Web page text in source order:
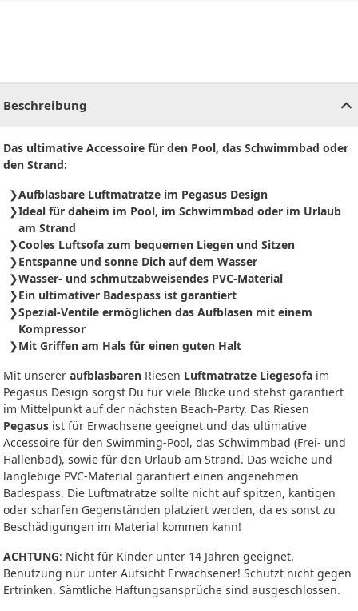
Beschreibung
Das ultimative Accessoire für den Pool, das Schwimmbad oder
den Strand:
Aufblasbare Luftmatratze im Pegasus Design
Ideal für daheim im Pool, im Schwimmbad oder im Urlaub
am Strand
Cooles Luftsofa zum bequemen Liegen und Sitzen
Entspanne und sonne Dich auf dem Wasser
Wasser- und schmutzabweisendes PVC-Material
Ein ultimativer Badespass ist garantiert
Spezial-Ventile ermöglichen das Aufblasen mit einem
Kompressor
Mit Griffen am Hals für einen guten Halt
Mit unserer aufblasbaren Riesen Luftmatratze Liegesofa im
Pegasus Design sorgst Du für viele Blicke und stehst garantiert
im Mittelpunkt auf der nächsten Beach-Party. Das Riesen
Pegasus ist für Erwachsene geeignet und das ultimative
Accessoire für den Swimming-Pool, das Schwimmbad (Frei- und
Hallenbad), sowie für den Urlaub am Strand. Das weiche und
langlebige PVC-Material garantiert einen angenehmen
Badespass. Die Luftmatratze sollte nicht auf spitzen, kantigen
oder scharfen Gegenständen platziert werden, da es sonst zu
Beschädigungen im Material kommen kann!
ACHTUNG: Nicht für Kinder unter 14 Jahren geeignet.
Benutzung nur unter Aufsicht Erwachsener! Schützt nicht gegen
Ertrinken. Sämtliche Haftungsansprüche sind ausgeschlossen.